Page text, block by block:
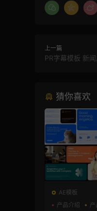
上一篇
PR字幕模板 新
猜你喜欢
AE模板
产品介绍
产